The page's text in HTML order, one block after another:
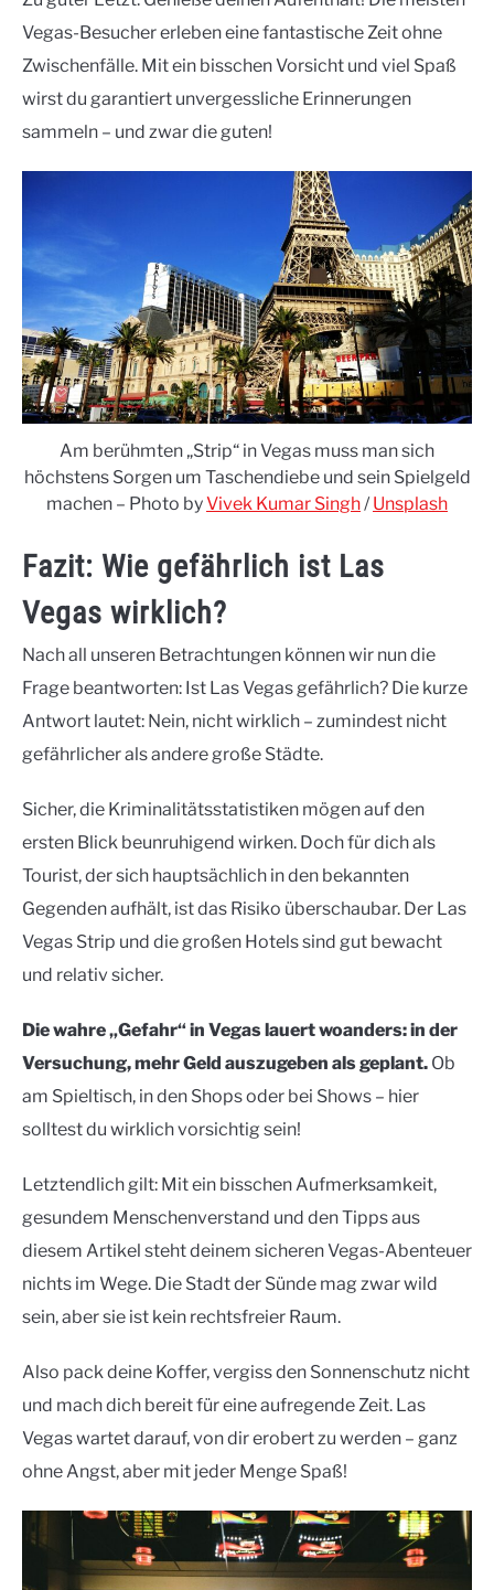
Vegas-Besucher erleben eine fantastische Zeit ohne
Zwischenfälle. Mit ein bisschen Vorsicht und viel Spaß
wirst du garantiert unvergessliche Erinnerungen
sammeln – und zwar die guten!
Am berühmten „Strip“ in Vegas muss man sich
höchstens Sorgen um Taschendiebe und sein Spielgeld
machen – Photo byVivek Kumar Singh/Unsplash
Fazit: Wie gefährlich ist Las
Vegas wirklich?
Nach all unseren Betrachtungen können wir nun die
Frage beantworten: Ist Las Vegas gefährlich? Die kurze
Antwort lautet: Nein, nicht wirklich – zumindest nicht
gefährlicher als andere große Städte.
Sicher, die Kriminalitätsstatistiken mögen auf den
ersten Blick beunruhigend wirken. Doch für dich als
Tourist, der sich hauptsächlich in den bekannten
Gegenden aufhält, ist das Risiko überschaubar. Der Las
Vegas Strip und die großen Hotels sind gut bewacht
und relativ sicher.
Die wahre „Gefahr“ in Vegas lauert woanders: in der
Versuchung, mehr Geld auszugeben als geplant. Ob
am Spieltisch, in den Shops oder bei Shows – hier
solltest du wirklich vorsichtig sein!
Letztendlich gilt: Mit ein bisschen Aufmerksamkeit,
gesundem Menschenverstand und den Tipps aus
diesem Artikel steht deinem sicheren Vegas-Abenteuer
nichts im Wege. Die Stadt der Sünde mag zwar wild
sein, aber sie ist kein rechtsfreier Raum.
Also pack deine Koffer, vergiss den Sonnenschutz nicht
und mach dich bereit für eine aufregende Zeit. Las
Vegas wartet darauf, von dir erobert zu werden – ganz
ohne Angst, aber mit jeder Menge Spaß!